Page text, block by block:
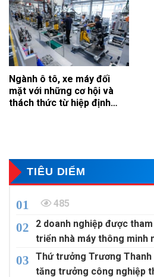
Ngành ô tô, xe máy đối
mặt với những cơ hội và
thách thức từ hiệp định
TIÊU DIỂM
485
2 doanh nghiệp được
triển nhà máy thông minh
Thứ trưởng Trương Thanh
tăng trưởng công nghiệp